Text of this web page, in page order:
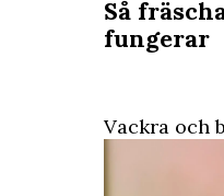
Så
fungerar
Vackra och